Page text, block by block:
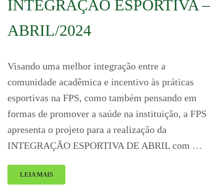
INTEGRAÇÃO ESPORTIVA –
ABRIL/2024
Visando uma melhor integração entre a
comunidade acadêmica e incentivo às práticas
esportivas na FPS, como também pensando em
formas de promover a saúde na instituição, a FPS
apresenta o projeto para a realização da
INTEGRAÇÃO ESPORTIVA DE ABRIL com …
LEIA MAIS